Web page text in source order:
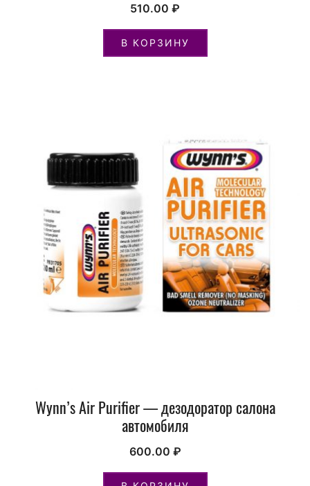
510.00 ₽
В КОРЗИНУ
Wynn’s Air Purifier — дезодоратор салона
автомобиля
600.00 ₽